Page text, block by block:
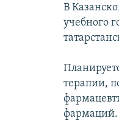
В
учебного
терапии,
фармаций.